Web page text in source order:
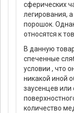
сферических
легирования,
порошок.
относятся к
В данную
спеченные
условии , что
никакой иной
заусенцев
количество